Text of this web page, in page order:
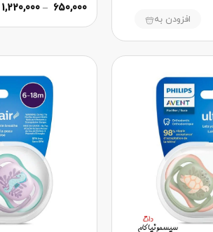
افزودن به
650,000
–
1,220,000